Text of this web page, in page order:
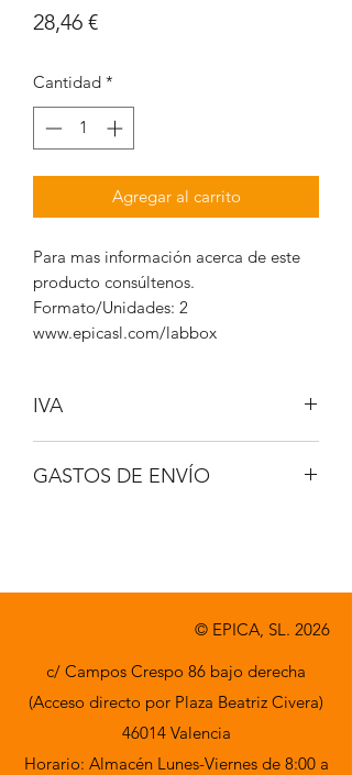
28,46 €Precio
Cantidad *
Agregar al carrito
Para mas información acerca de este
producto consúltenos.
Formato/Unidades: 2
www.epicasl.com/labbox
IVA
GASTOS DE ENVÍO
© EPICA, SL. 2026
c/ Campos Crespo 86 bajo derecha
(Acceso directo por Plaza Beatriz Civera)
46014 Valencia
Horario: Almacén Lunes-Viernes de 8:00 a